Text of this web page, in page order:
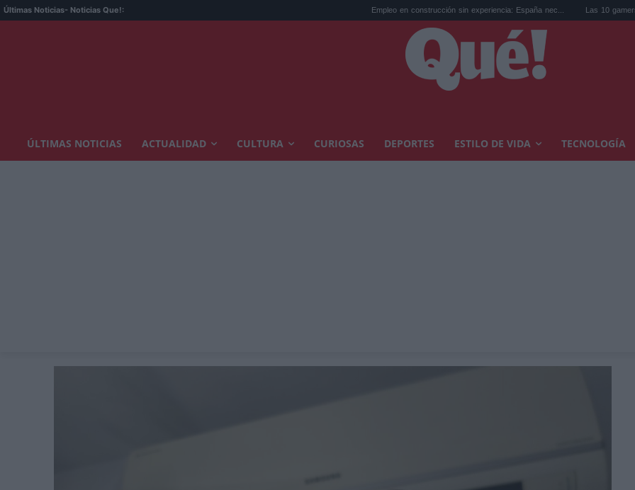
Últimas Noticias- Noticias Que!: Empleo en construcción sin experiencia: España nec... Las 10 gamers que seguir si te
ÚLTIMAS NOTICIAS ACTUALIDAD CULTURA CURIOSAS DEPORTES ESTILO DE VIDA TECNOLOGÍA